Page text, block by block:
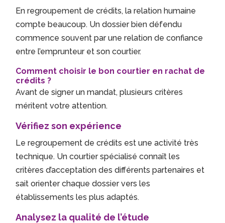
En regroupement de crédits, la relation humaine
compte beaucoup. Un dossier bien défendu
commence souvent par une relation de confiance
entre l’emprunteur et son courtier.
Comment choisir le bon courtier en rachat de
crédits ?
Avant de signer un mandat, plusieurs critères
méritent votre attention.
Vérifiez son expérience
Le regroupement de crédits est une activité très
technique. Un courtier spécialisé connaît les
critères d’acceptation des différents partenaires et
sait orienter chaque dossier vers les
établissements les plus adaptés.
Analysez la qualité de l’étude